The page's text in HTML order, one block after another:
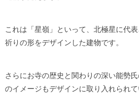
これは「星嶺」といって、北極星に代
祈りの形をデザインした建物です。
さらにお寺の歴史と関わりの深い能勢氏
のイメージもデザインに取り入れられて